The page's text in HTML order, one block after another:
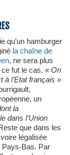
la chaîne de
, ne sera plus
fut le cas. « On
à l’Etat français »
un
la
dans l’Union
que dans les
légalisée
Pays-Bas. Par